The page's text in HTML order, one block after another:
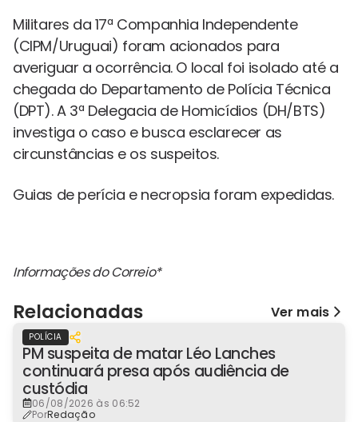
Militares da 17ª Companhia Independente
(CIPM/Uruguai) foram acionados para
averiguar a ocorrência. O local foi isolado até a
chegada do Departamento de Polícia Técnica
(DPT). A 3ª Delegacia de Homicídios (DH/BTS)
investiga o caso e busca esclarecer as
circunstâncias e os suspeitos.
Guias de perícia e necropsia foram expedidas.
Informações do Correio*
Relacionadas Ver mais
POLÍCIA
PM suspeita de matar Léo Lanches
continuará presa após audiência de
custódia
06/08/2026 às 06:52
PorRedação